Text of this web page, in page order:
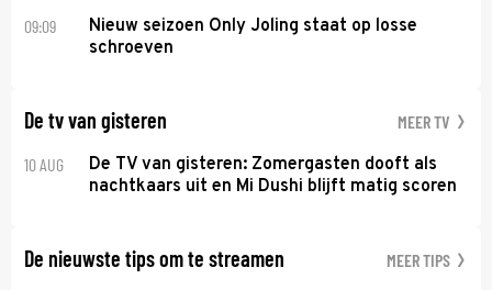
09:09
Nieuw seizoen Only Joling staat op losse
schroeven
De tv van gisteren MEER TV
10 AUG
De TV van gisteren: Zomergasten dooft als
nachtkaars uit en Mi Dushi blijft matig scoren
De nieuwste tips om te streamen MEER TIPS